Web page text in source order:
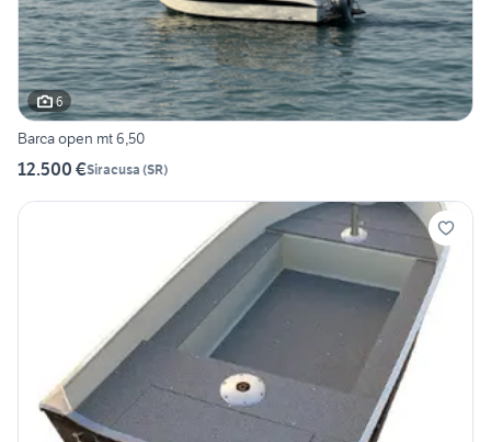
6
Barca open mt 6,50
12.500 €Siracusa (SR)